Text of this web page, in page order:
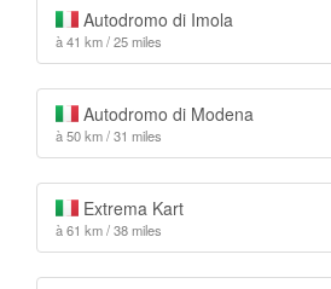
Autodromo di Imola
à 41 km / 25 miles
Autodromo di Modena
à 50 km / 31 miles
Extrema Kart
à 61 km / 38 miles